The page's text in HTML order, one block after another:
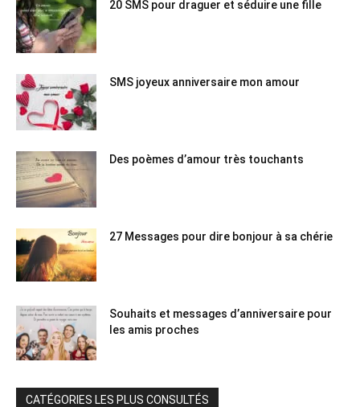
20 SMS pour draguer et séduire une fille
SMS joyeux anniversaire mon amour
Des poèmes d’amour très touchants
27 Messages pour dire bonjour à sa chérie
Souhaits et messages d’anniversaire pour
les amis proches
CATÉGORIES LES PLUS CONSULTÉS